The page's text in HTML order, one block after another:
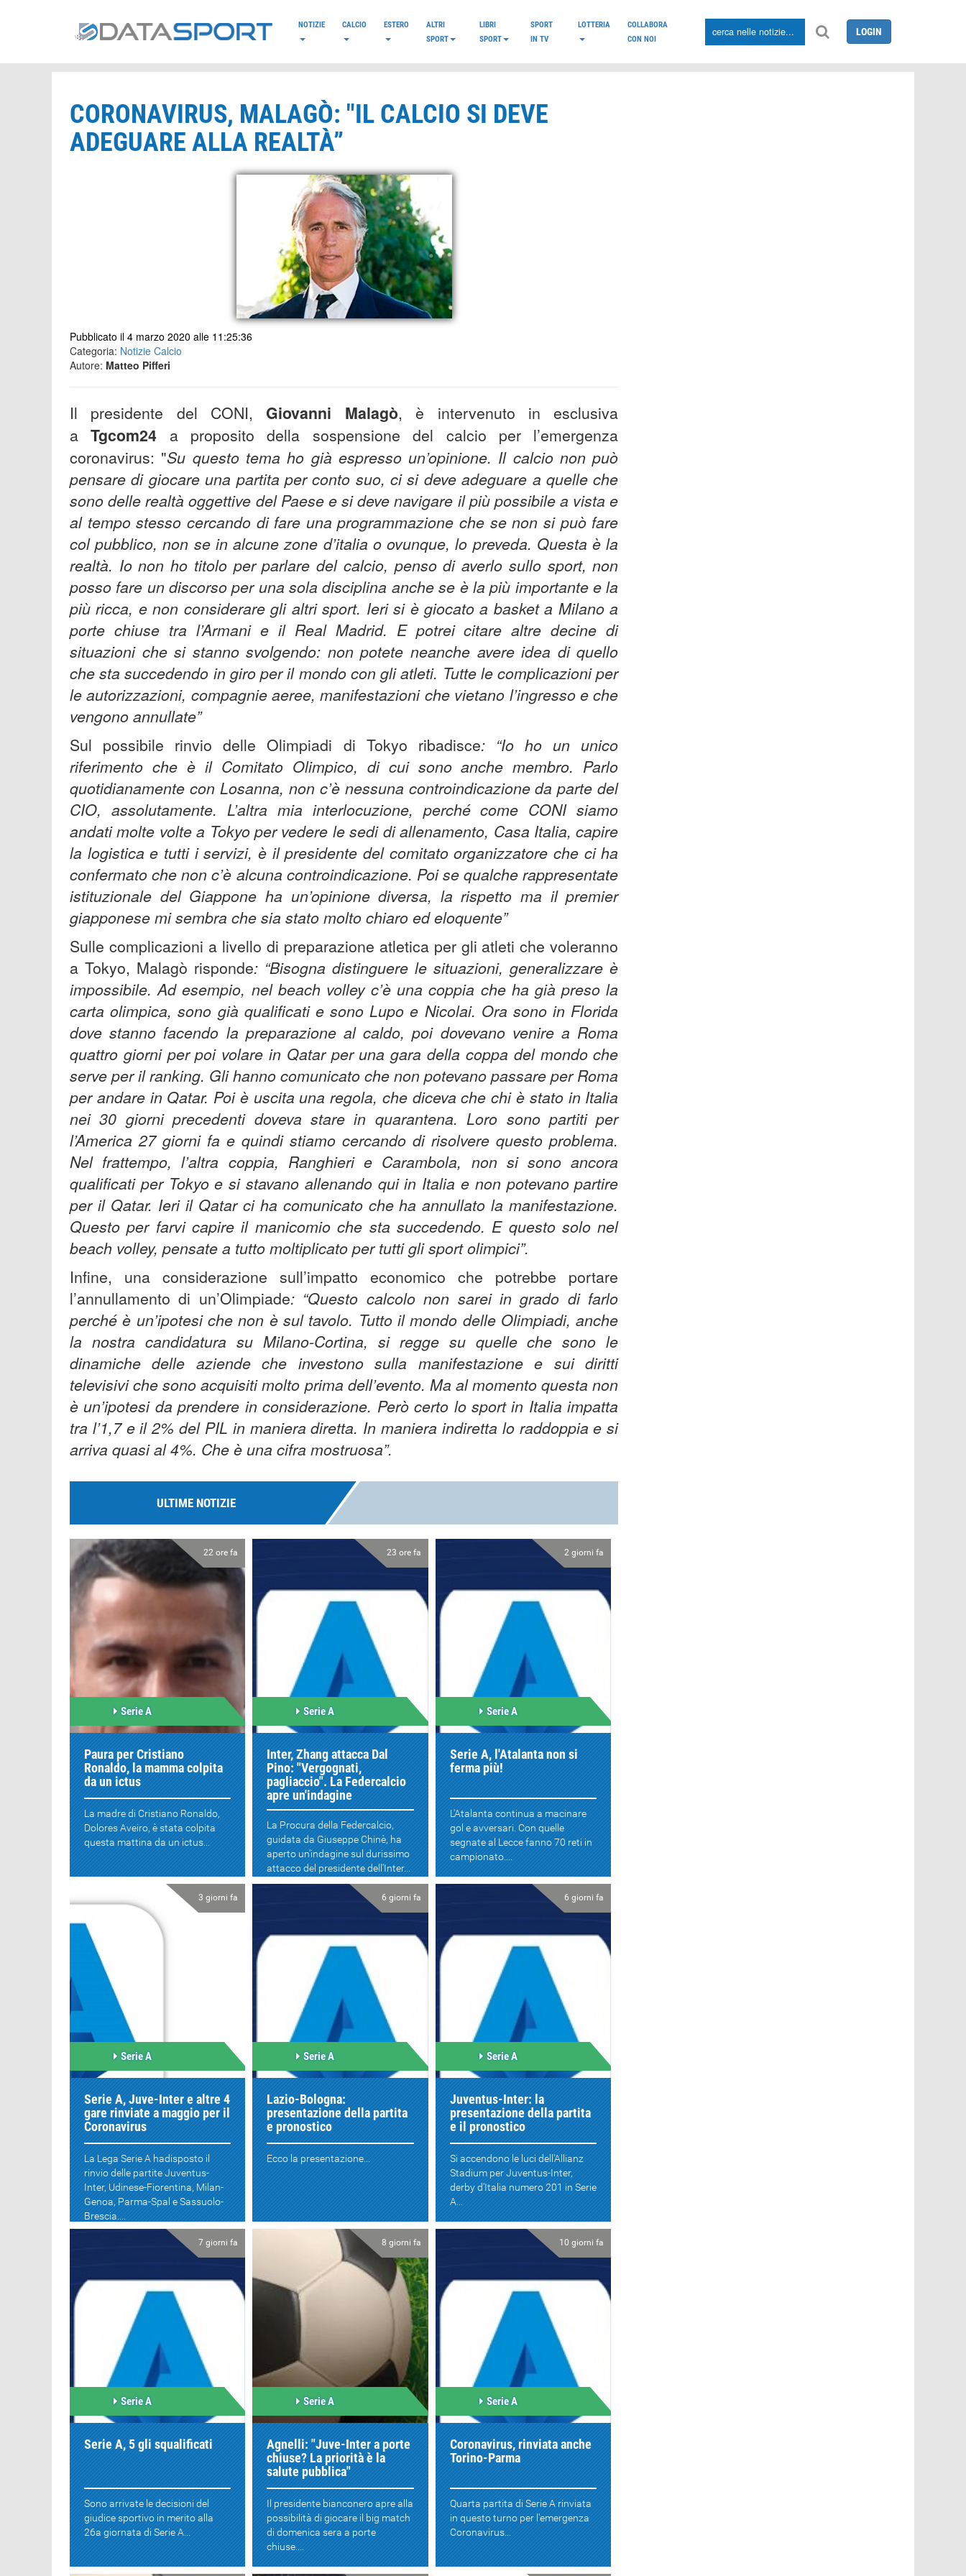
NOTIZIE CALCIO ESTERO
ALTRI
SPORT
LIBRI
SPORT
SPORT
IN TV
LOTTERIA
COLLABORA
CON NOI
LOGIN
CORONAVIRUS, MALAGÒ: "IL CALCIO SI DEVE
ADEGUARE ALLA REALTÀ”
Pubblicato il 4 marzo 2020 alle 11:25:36
Categoria: Notizie Calcio
Autore: Matteo Pifferi
Il presidente del CONI, Giovanni Malagò, è intervenuto in esclusiva
aTgcom24 a proposito della sospensione del calcio per l’emergenza
coronavirus: "Su questo tema ho già espresso un’opinione. Il calcio non può
pensare di giocare una partita per conto suo, ci si deve adeguare a quelle che
sono delle realtà oggettive del Paese e si deve navigare il più possibile a vista e
al tempo stesso cercando di fare una programmazione che se non si può fare
col pubblico, non se in alcune zone d’italia o ovunque, lo preveda. Questa è la
realtà. Io non ho titolo per parlare del calcio, penso di averlo sullo sport, non
posso fare un discorso per una sola disciplina anche se è la più importante e la
più ricca, e non considerare gli altri sport. Ieri si è giocato a basket a Milano a
porte chiuse tra l’Armani e il Real Madrid. E potrei citare altre decine di
situazioni che si stanno svolgendo: non potete neanche avere idea di quello
che sta succedendo in giro per il mondo con gli atleti. Tutte le complicazioni per
le autorizzazioni, compagnie aeree, manifestazioni che vietano l’ingresso e che
vengono annullate”
Sul possibile rinvio delle Olimpiadi di Tokyo ribadisce: “Io ho un unico
riferimento che è il Comitato Olimpico, di cui sono anche membro. Parlo
quotidianamente con Losanna, non c’è nessuna controindicazione da parte del
CIO, assolutamente. L’altra mia interlocuzione, perché come CONI siamo
andati molte volte a Tokyo per vedere le sedi di allenamento, Casa Italia, capire
la logistica e tutti i servizi, è il presidente del comitato organizzatore che ci ha
confermato che non c’è alcuna controindicazione. Poi se qualche rappresentate
istituzionale del Giappone ha un’opinione diversa, la rispetto ma il premier
giapponese mi sembra che sia stato molto chiaro ed eloquente”
Sulle complicazioni a livello di preparazione atletica per gli atleti che voleranno
a Tokyo, Malagò risponde: “Bisogna distinguere le situazioni, generalizzare è
impossibile. Ad esempio, nel beach volley c’è una coppia che ha già preso la
carta olimpica, sono già qualificati e sono Lupo e Nicolai. Ora sono in Florida
dove stanno facendo la preparazione al caldo, poi dovevano venire a Roma
quattro giorni per poi volare in Qatar per una gara della coppa del mondo che
serve per il ranking. Gli hanno comunicato che non potevano passare per Roma
per andare in Qatar. Poi è uscita una regola, che diceva che chi è stato in Italia
nei 30 giorni precedenti doveva stare in quarantena. Loro sono partiti per
l’America 27 giorni fa e quindi stiamo cercando di risolvere questo problema.
Nel frattempo, l’altra coppia, Ranghieri e Carambola, non si sono ancora
qualificati per Tokyo e si stavano allenando qui in Italia e non potevano partire
per il Qatar. Ieri il Qatar ci ha comunicato che ha annullato la manifestazione.
Questo per farvi capire il manicomio che sta succedendo. E questo solo nel
beach volley, pensate a tutto moltiplicato per tutti gli sport olimpici”.
Infine, una considerazione sull’impatto economico che potrebbe portare
l’annullamento di un’Olimpiade: “Questo calcolo non sarei in grado di farlo
perché è un’ipotesi che non è sul tavolo. Tutto il mondo delle Olimpiadi, anche
la nostra candidatura su Milano-Cortina, si regge su quelle che sono le
dinamiche delle aziende che investono sulla manifestazione e sui diritti
televisivi che sono acquisiti molto prima dell’evento. Ma al momento questa non
è un’ipotesi da prendere in considerazione. Però certo lo sport in Italia impatta
tra l’1,7 e il 2% del PIL in maniera diretta. In maniera indiretta lo raddoppia e si
arriva quasi al 4%. Che è una cifra mostruosa”.
ULTIME NOTIZIE
22 ore fa
Serie A
Paura per Cristiano
Ronaldo, la mamma colpita
da un ictus
La madre di Cristiano Ronaldo,
Dolores Aveiro, è stata colpita
questa mattina da un ictus...
23 ore fa
Serie A
Inter, Zhang attacca Dal
Pino: "Vergognati,
pagliaccio". La Federcalcio
apre un'indagine
La Procura della Federcalcio,
guidata da Giuseppe Chinè, ha
aperto un'indagine sul durissimo
attacco del presidente dell'Inter...
2 giorni fa
Serie A
Serie A, l'Atalanta non si
ferma più!
L'Atalanta continua a macinare
gol e avversari. Con quelle
segnate al Lecce fanno 70 reti in
campionato....
3 giorni fa
Serie A
Serie A, Juve-Inter e altre 4
gare rinviate a maggio per il
Coronavirus
La Lega Serie A hadisposto il
rinvio delle partite Juventus-
Inter, Udinese-Fiorentina, Milan-
Genoa, Parma-Spal e Sassuolo-
Brescia....
6 giorni fa
Serie A
Lazio-Bologna:
presentazione della partita
e pronostico
Ecco la presentazione...
6 giorni fa
Serie A
Juventus-Inter: la
presentazione della partita
e il pronostico
Si accendono le luci dell'Allianz
Stadium per Juventus-Inter,
derby d'Italia numero 201 in Serie
A...
7 giorni fa
Serie A
Serie A, 5 gli squalificati
Sono arrivate le decisioni del
giudice sportivo in merito alla
26a giornata di Serie A...
8 giorni fa
Serie A
Agnelli: "Juve-Inter a porte
chiuse? La priorità è la
salute pubblica"
Il presidente bianconero apre alla
possibilità di giocare il big match
di domenica sera a porte
chiuse....
10 giorni fa
Serie A
Coronavirus, rinviata anche
Torino-Parma
Quarta partita di Serie A rinviata
in questo turno per l'emergenza
Coronavirus...